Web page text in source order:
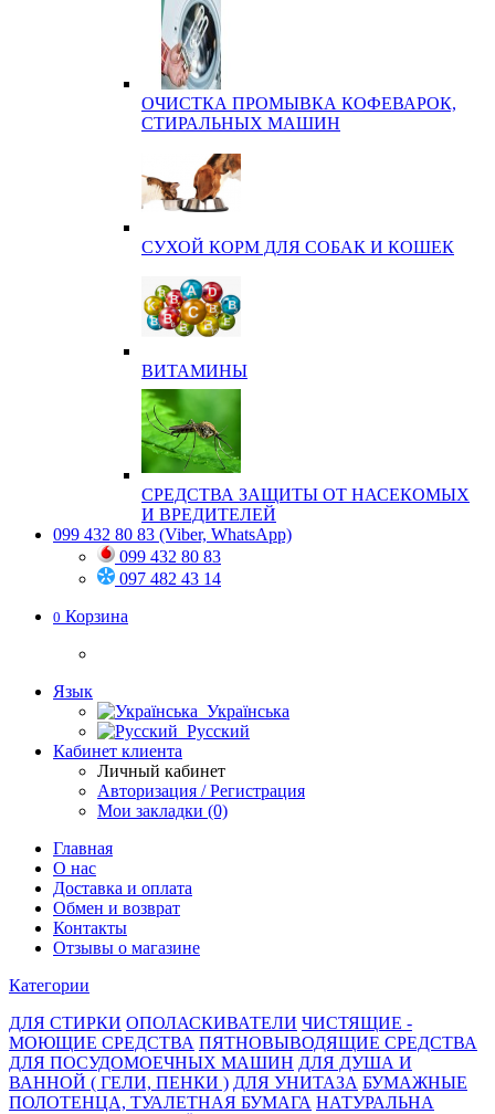
ОЧИСТКА ПРОМЫВКА КОФЕВАРОК,
СТИРАЛЬНЫХ МАШИН
СУХОЙ КОРМ ДЛЯ СОБАК И КОШЕК
ВИТАМИНЫ
СРЕДСТВА ЗАЩИТЫ ОТ НАСЕКОМЫХ
И ВРЕДИТЕЛЕЙ
099 432 80 83 (Viber, WhatsApp)
099 432 80 83
097 482 43 14
0 Корзина
Язык
Українська
Русский
Кабинет клиента
Личный кабинет
Авторизация / Регистрация
Мои закладки (0)
Главная
О нас
Доставка и оплата
Обмен и возврат
Контакты
Отзывы о магазине
Категории
ДЛЯ СТИРКИ ОПОЛАСКИВАТЕЛИ ЧИСТЯЩИЕ -
МОЮЩИЕ СРЕДСТВА ПЯТНОВЫВОДЯЩИЕ СРЕДСТВА
ДЛЯ ПОСУДОМОЕЧНЫХ МАШИН ДЛЯ ДУША И
ВАННОЙ ( ГЕЛИ, ПЕНКИ ) ДЛЯ УНИТАЗА БУМАЖНЫЕ
ПОЛОТЕНЦА, ТУАЛЕТНАЯ БУМАГА НАТУРАЛЬНА